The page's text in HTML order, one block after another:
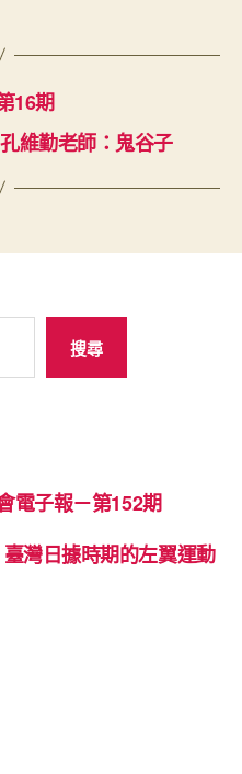
16期
維勤老師：鬼谷子
搜尋
電子報－第152期
臺灣日據時期的左翼運動